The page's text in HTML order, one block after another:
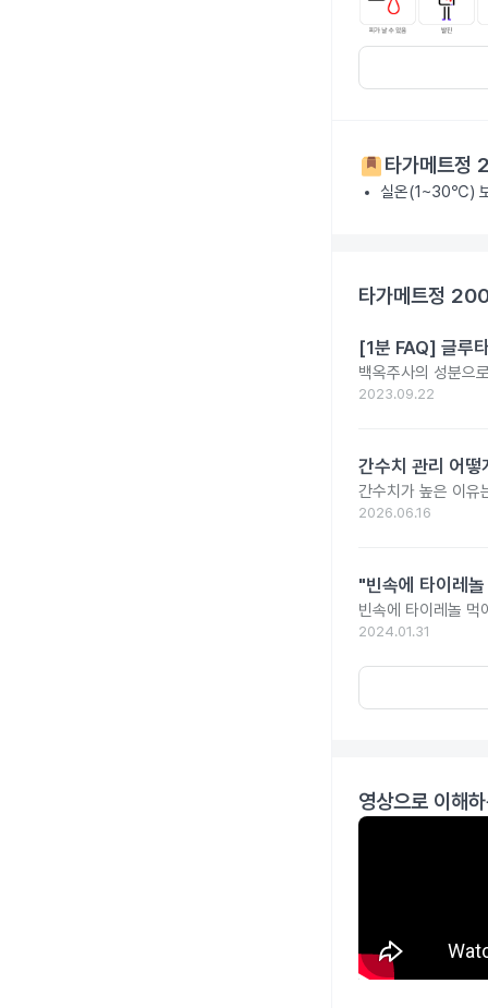
타가메트
실온(1~30℃)
타가메트정
[1분 FAQ] 글루
백옥주사의 성분으
2023.09.22
간수치 관리 어
간수치가 높은 이유
2026.06.16
"빈속에 타이레
빈속에 타이레놀 먹
2024.01.31
영상으로 이해